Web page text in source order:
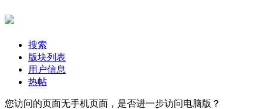
搜索
版块列表
用户信息
热帖
您访问的页面无手机页面，是否进一步访问电脑版？